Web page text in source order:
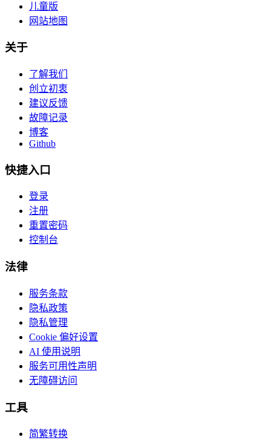
儿童版
网站地图
关于
了解我们
创立初衷
建议反馈
故障记录
博客
Github
快捷入口
登录
注册
重置密码
控制台
法律
服务条款
隐私政策
隐私管理
Cookie 偏好设置
AI 使用说明
服务可用性声明
无障碍访问
工具
简繁转换